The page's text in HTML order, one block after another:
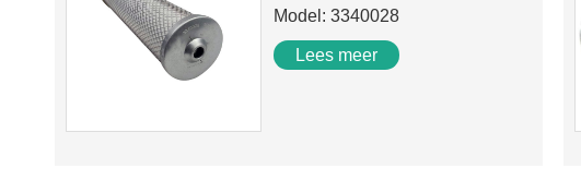
Model: 3340028
Lees meer